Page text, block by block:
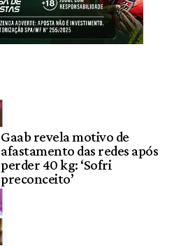
Gaab revela motivo de
afastamento das redes após
perder 40 kg: ‘Sofri
preconceito’